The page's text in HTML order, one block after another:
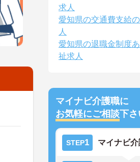
求人
愛知県の交通費支給
人
愛知県の退職金制度
祉求人
マイナビ介護職に
お気軽にご相談下さ
STEP1 マイナビ